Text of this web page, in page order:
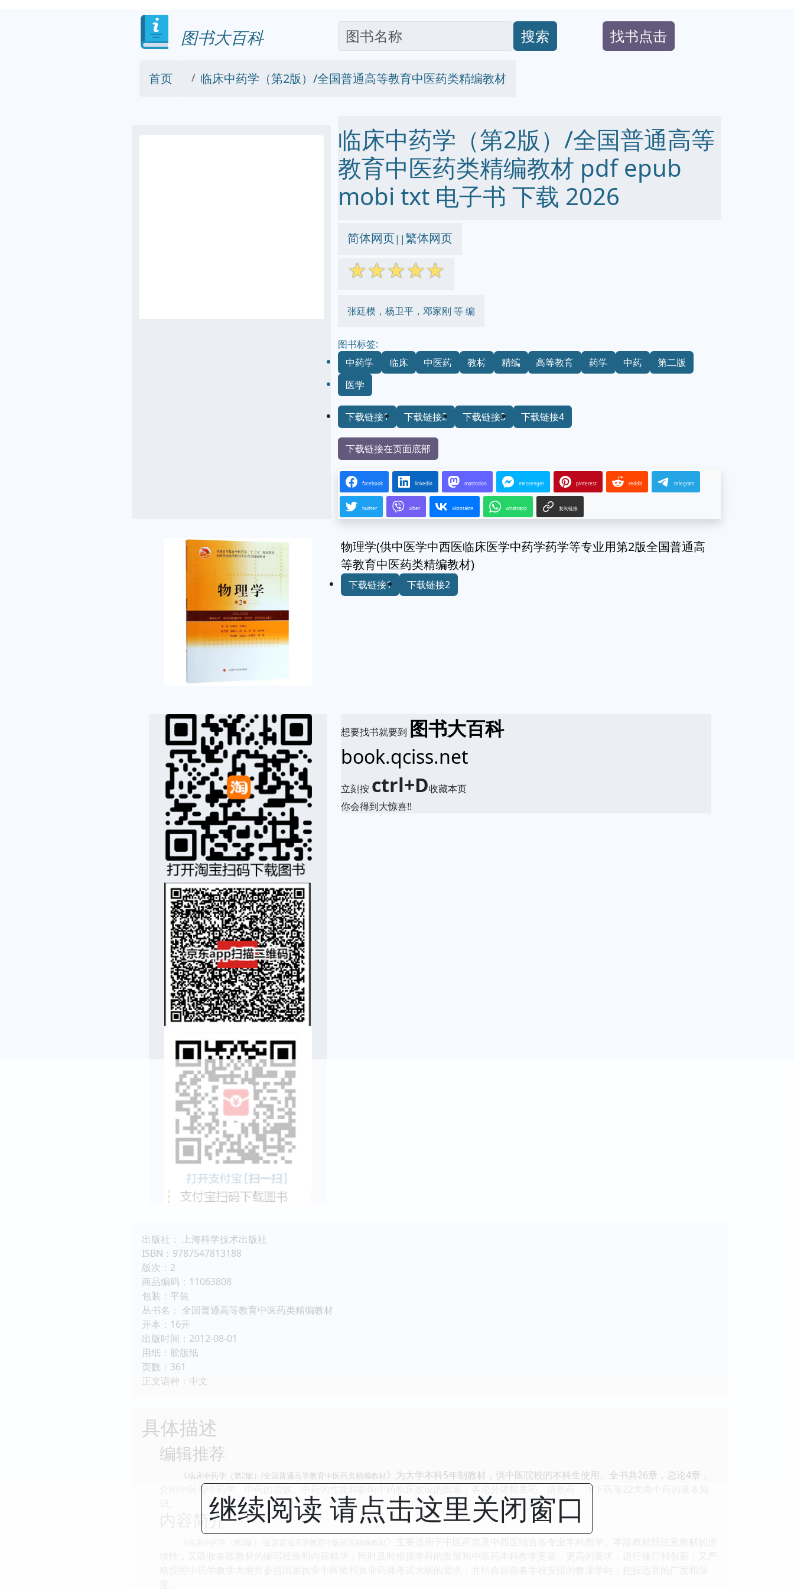
图书大百科 搜索 找书点击
首页 临床中药学（第2版）/全国普通高等教育中医药类精编教材
临床中药学（第2版）/全国普通高等
教育中医药类精编教材 pdf epub
mobi txt 电子书 下载 2026
简体网页||繁体网页
☆☆☆☆☆
张廷模，杨卫平，邓家刚 等 编
图书标签:
中药学
临床 中医药 教材 精编 高等教育 药学 中药
第二版
医学
下载链接1 下载链接2 下载链接3 下载链接4
下载链接在页面底部
facebook linkedin mastodon messenger pinterest reddit telegram
twitter viber vkontakte whatsapp 复制链接
物理学(供中医学中西医临床医学中药学药学等专业用第2版全国普通高
等教育中医药类精编教材)
下载链接1 下载链接2
想要找书就要到 图书大百科
book.qciss.net
立刻按 ctrl+D收藏本页
你会得到大惊喜!!
出版社： 上海科学技术出版社
ISBN：9787547813188
版次：2
商品编码：11063808
包装：平装
丛书名： 全国普通高等教育中医药类精编教材
开本：16开
出版时间：2012-08-01
用纸：胶版纸
页数：361
正文语种：中文
具体描述
编辑推荐
《 临床中药学（第2版）/全国普通高等教育中医药类精编教材 》为大学本科5年制教材，供中医院校的本科生使用。全书共26章，总论4章，
介绍中药与中药学、中药的功效、中药的性能和影响中药临床效应的因素；各论分述解表药、清热药、泻下药等22大类中药的基本知
内容简介继续阅读 请点击这里关闭窗口